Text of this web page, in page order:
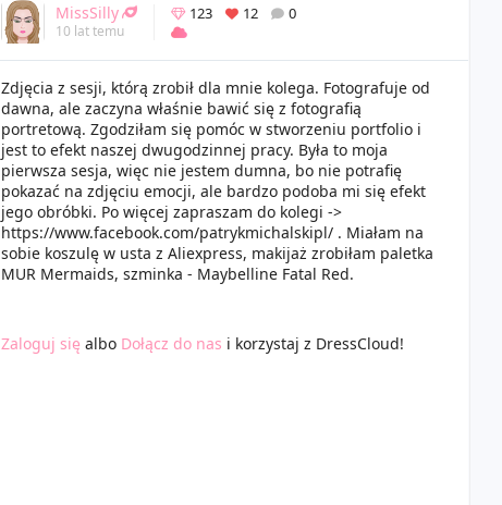
MissSilly
10 lat temu
123 12 0
Zdjęcia z sesji, którą zrobił dla mnie kolega. Fotografuje od
dawna, ale zaczyna właśnie bawić się z fotografią
portretową. Zgodziłam się pomóc w stworzeniu portfolio i
jest to efekt naszej dwugodzinnej pracy. Była to moja
pierwsza sesja, więc nie jestem dumna, bo nie potrafię
pokazać na zdjęciu emocji, ale bardzo podoba mi się efekt
jego obróbki. Po więcej zapraszam do kolegi ->
https://www.facebook.com/patrykmichalskipl/ . Miałam na
sobie koszulę w usta z Aliexpress, makijaż zrobiłam paletka
MUR Mermaids, szminka - Maybelline Fatal Red.
Zaloguj się albo Dołącz do nas i korzystaj z DressCloud!